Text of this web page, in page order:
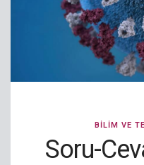
BILIM VE
Soru-